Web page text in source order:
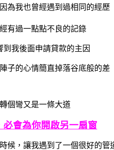
因為我也曾經遇到過相同的經歷
有過一點點不良的記錄
我後面申請貸款的主因
子的心情簡直掉落谷底般的差
個彎又是一條大道
會為你開啟另一扇窗
候，讓我遇到了一個很好的管